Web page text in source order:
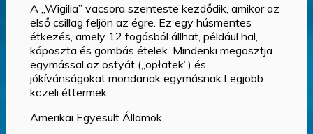
A „Wigilia” vacsora szenteste kezdődik, amikor az
első csillag feljön az égre. Ez egy húsmentes
étkezés, amely 12 fogásból állhat, például hal,
káposzta és gombás ételek. Mindenki megosztja
egymással az ostyát („opłatek”) és
jókívánságokat mondanak egymásnak.Legjobb
közeli éttermek
Amerikai Egyesült Államok